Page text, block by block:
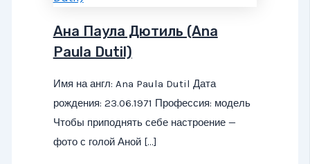
Ана Паула Дютиль (Ana
Paula Dutil)
Имя на англ: Ana Paula Dutil Дата
рождения: 23.06.1971 Профессия: модель
Чтобы приподнять себе настроение —
фото с голой Аной […]